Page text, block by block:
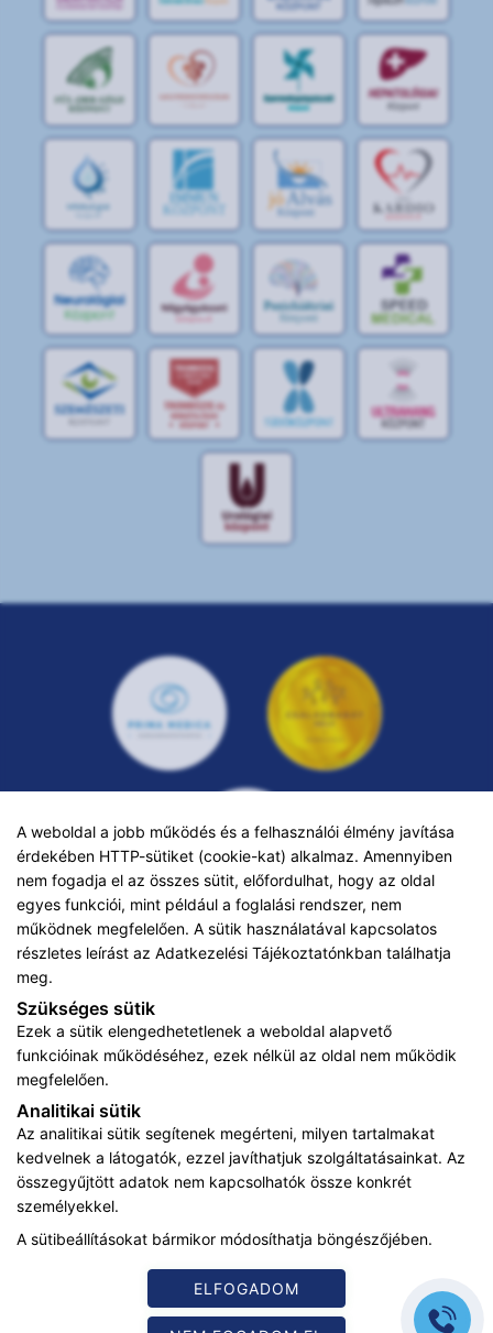
A weboldal a jobb működés és a felhasználói élmény javítása
érdekében HTTP-sütiket (cookie-kat) alkalmaz. Amennyiben
nem fogadja el az összes sütit, előfordulhat, hogy az oldal
egyes funkciói, mint például a foglalási rendszer, nem
működnek megfelelően. A sütik használatával kapcsolatos
részletes leírást az Adatkezelési Tájékoztatónkban találhatja
meg.
Szükséges sütik
Ezek a sütik elengedhetetlenek a weboldal alapvető
funkcióinak működéséhez, ezek nélkül az oldal nem működik
megfelelően.
Analitikai sütik
Az analitikai sütik segítenek megérteni, milyen tartalmakat
kedvelnek a látogatók, ezzel javíthatjuk szolgáltatásainkat. Az
összegyűjtött adatok nem kapcsolhatók össze konkrét
személyekkel.
A sütibeállításokat bármikor módosíthatja böngészőjében.
ELFOGADOM
IMMUN
KÖZPONT
jó Alvás
Központ
ADATKEZELÉSI TÁJÉKOZTATÓ
IMPRESSZUM
ÁSZF
KARRIER
Az oldalon feltüntetett árak az ÁFÁ-t tartalmazzák!
Shutterstock.comés aCanva.com
kerültek felhasználásra.
Copyright © 2026 •sportorvosikozpont.hu
• Minden jog